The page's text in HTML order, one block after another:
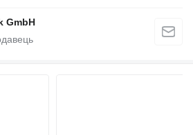
GmbH